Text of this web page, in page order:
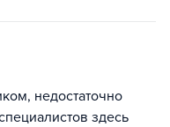
недостаточно
здесь